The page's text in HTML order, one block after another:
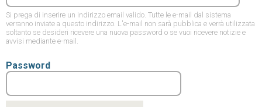
Si prega di inserire un indirizzo email valido. Tutte le e-mail dal sistema
verranno inviate a questo indirizzo. L'e-mail non sarà pubblica e verrà utilizzata
soltanto se desideri ricevere una nuova password o se vuoi ricevere notizie e
avvisi mediante e-mail.
Password